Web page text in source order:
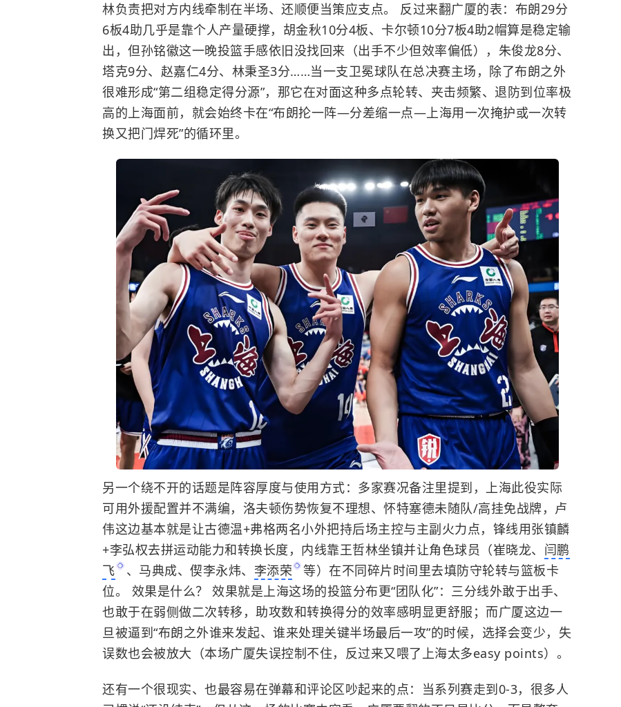
林负责把对方内线牵制在半场、还顺便当策应支点。 反过来翻广厦的表：布朗29分
6板4助几乎是靠个人产量硬撑，胡金秋10分4板、卡尔顿10分7板4助2帽算是稳定输
出，但孙铭徽这一晚投篮手感依旧没找回来（出手不少但效率偏低），朱俊龙8分、
塔克9分、赵嘉仁4分、林秉圣3分……当一支卫冕球队在总决赛主场，除了布朗之外
很难形成“第二组稳定得分源”，那它在对面这种多点轮转、夹击频繁、退防到位率极
高的上海面前，就会始终卡在“布朗抡一阵—分差缩一点—上海用一次掩护或一次转
换又把门焊死”的循环里。
另一个绕不开的话题是阵容厚度与使用方式：多家赛况备注里提到，上海此役实际
可用外援配置并不满编，洛夫顿伤势恢复不理想、怀特塞德未随队/高挂免战牌，卢
伟这边基本就是让古德温+弗格两名小外把持后场主控与主副火力点，锋线用张镇麟
+李弘权去拼运动能力和转换长度，内线靠王哲林坐镇并让角色球员（崔晓龙、 闫鹏
飞
、马典成、偰李永炜、 李添荣
等）在不同碎片时间里去填防守轮转与篮板卡
位。 效果是什么？ 效果就是上海这场的投篮分布更“团队化”：三分线外敢于出手、
也敢于在弱侧做二次转移，助攻数和转换得分的效率感明显更舒服；而广厦这边一
旦被逼到“布朗之外谁来发起、谁来处理关键半场最后一攻”的时候，选择会变少，失
误数也会被放大（本场广厦失误控制不住，反过来又喂了上海太多easy points）。
还有一个很现实、也最容易在弹幕和评论区吵起来的点：当系列赛走到0-3，很多人